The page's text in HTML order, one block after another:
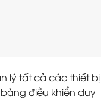
lý tất cả các thiết bị
điều khiển duy